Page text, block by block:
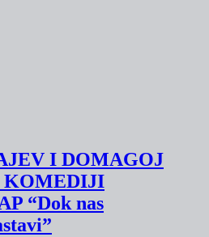
I DOMAGOJ
KOMEDIJI
“Dok nas